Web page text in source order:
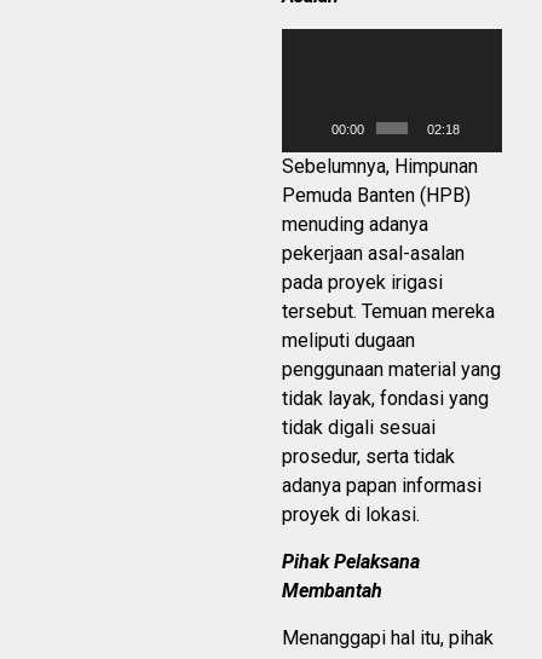
00:00 02:18
Sebelumnya, Himpunan
Pemuda Banten (HPB)
menuding adanya
pekerjaan asal-asalan
pada proyek irigasi
tersebut. Temuan mereka
meliputi dugaan
penggunaan material yang
tidak layak, fondasi yang
tidak digali sesuai
prosedur, serta tidak
adanya papan informasi
proyek di lokasi.
Pihak Pelaksana
Membantah
Menanggapi hal itu, pihak